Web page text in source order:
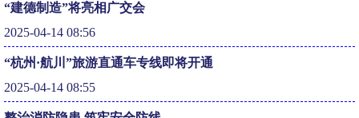
“建德制造”将亮相广交会
2025-04-14 08:56
“杭州·航川”旅游直通车专线即将开通
2025-04-14 08:55